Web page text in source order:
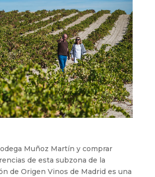
Muñoz Martín y comprar
de esta subzona de la
de Origen Vinos de Madrid es una